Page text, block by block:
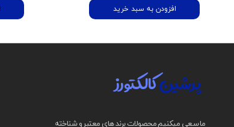
افزودن به سبد خرید
ما سعی میکنیم محصولات برند های معتبر و شناخته
پرشینکالکتورز